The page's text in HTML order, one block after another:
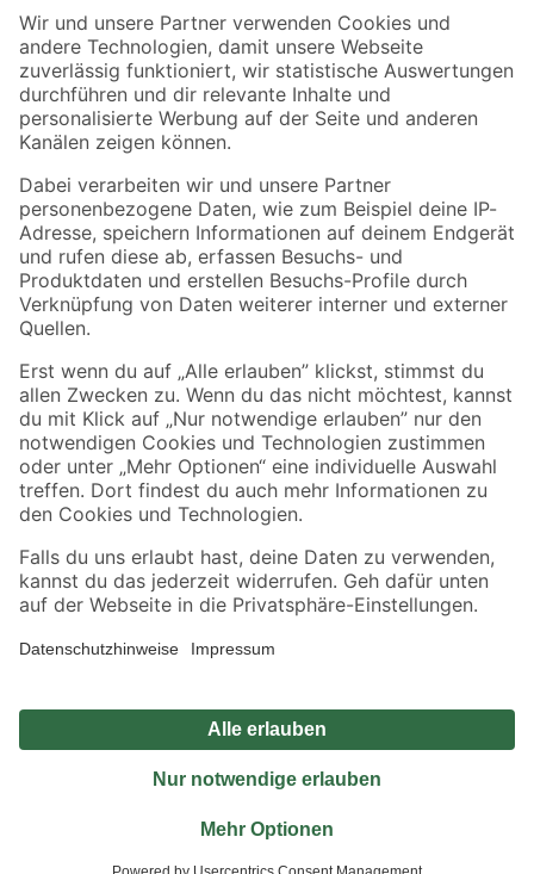
Der toom Newsletter: Keine Angebote und Aktionen mehr verpassen!
Zur Newsletter Anmeldung
Folge uns
Zahlungsarten Versandarten
Sicher einkaufen
Jetzt die toom-App herunterladen
Alle Preisangaben in EUR inkl. gesetzl. MwSt.. Die dargestellten Angebote sind unter
Umständen nicht in allen Märkten verfügbar. Die angegebenen Verfügbarkeiten beziehen
Produkte nur solange der Vorrat reicht.
*Paketversand ab 59 € versandkostenfrei, gilt nicht für Artikel mit Speditionsversand, hier
Privatsphäre Impressum
Nutzungsbedingungen
Widerrufsrecht
Vertrag widerrufen
© 2026 toom Baumarkt GmbH